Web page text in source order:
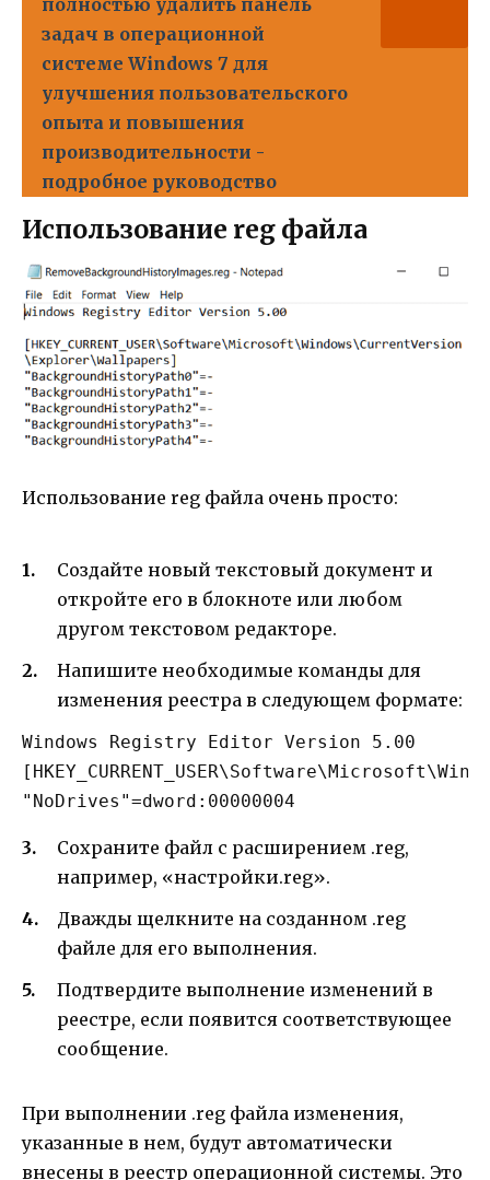
полностью удалить панель
задач в операционной
системе Windows 7 для
улучшения пользовательского
опыта и повышения
производительности -
подробное руководство
Использование reg файла
Использование reg файла очень просто:
Создайте новый текстовый документ и
откройте его в блокноте или любом
другом текстовом редакторе.
Напишите необходимые команды для
изменения реестра в следующем формате:
Windows Registry Editor Version 5.00
Сохраните файл с расширением .reg,
например, «настройки.reg».
Дважды щелкните на созданном .reg
файле для его выполнения.
Подтвердите выполнение изменений в
реестре, если появится соответствующее
сообщение.
При выполнении .reg файла изменения,
указанные в нем, будут автоматически
внесены в реестр операционной системы. Это